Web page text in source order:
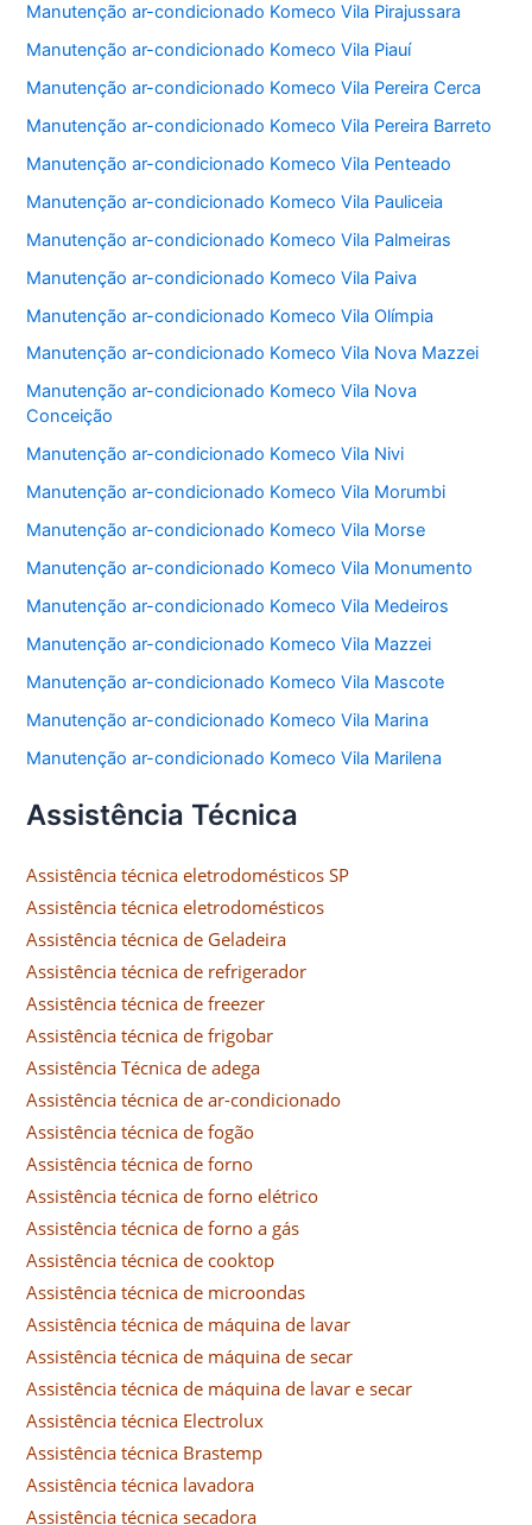
Manutenção ar-condicionado Komeco Vila Pirajussara
Manutenção ar-condicionado Komeco Vila Piauí
Manutenção ar-condicionado Komeco Vila Pereira Cerca
Manutenção ar-condicionado Komeco Vila Pereira Barreto
Manutenção ar-condicionado Komeco Vila Penteado
Manutenção ar-condicionado Komeco Vila Pauliceia
Manutenção ar-condicionado Komeco Vila Palmeiras
Manutenção ar-condicionado Komeco Vila Paiva
Manutenção ar-condicionado Komeco Vila Olímpia
Manutenção ar-condicionado Komeco Vila Nova Mazzei
Manutenção ar-condicionado Komeco Vila Nova
Conceição
Manutenção ar-condicionado Komeco Vila Nivi
Manutenção ar-condicionado Komeco Vila Morumbi
Manutenção ar-condicionado Komeco Vila Morse
Manutenção ar-condicionado Komeco Vila Monumento
Manutenção ar-condicionado Komeco Vila Medeiros
Manutenção ar-condicionado Komeco Vila Mazzei
Manutenção ar-condicionado Komeco Vila Mascote
Manutenção ar-condicionado Komeco Vila Marina
Manutenção ar-condicionado Komeco Vila Marilena
Assistência Técnica
Assistência técnica eletrodomésticos SP
Assistência técnica eletrodomésticos
Assistência técnica de Geladeira
Assistência técnica de refrigerador
Assistência técnica de freezer
Assistência técnica de frigobar
Assistência Técnica de adega
Assistência técnica de ar-condicionado
Assistência técnica de fogão
Assistência técnica de forno
Assistência técnica de forno elétrico
Assistência técnica de forno a gás
Assistência técnica de cooktop
Assistência técnica de microondas
Assistência técnica de máquina de lavar
Assistência técnica de máquina de secar
Assistência técnica de máquina de lavar e secar
Assistência técnica Electrolux
Assistência técnica Brastemp
Assistência técnica lavadora
Assistência técnica secadora